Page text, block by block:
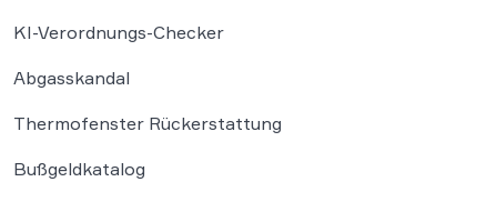
KI-Verordnungs-Checker
Abgasskandal
Thermofenster Rückerstattung
Bußgeldkatalog